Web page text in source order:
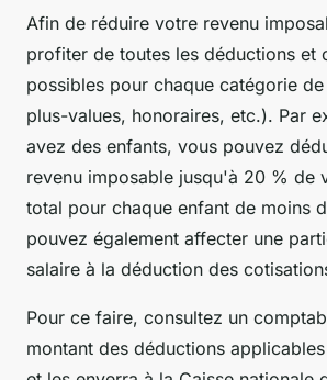
Afin de réduire votre revenu
profiter de toutes les déductions et
possibles pour chaque catégorie
plus-values, honoraires, etc.). Par
avez des enfants, vous pouvez
revenu imposable jusqu'à 20 % de
total pour chaque enfant de moins
pouvez également affecter une
salaire à la déduction des
Pour ce faire, consultez un
montant des déductions